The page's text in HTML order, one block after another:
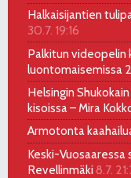
Halkaisijantien
30.7. 19:16
Palkitun videopelin
luontomaisemissa
Helsingin
kisoissa – Mira
Armotonta
Keski-
Revellinmäki 8.7.